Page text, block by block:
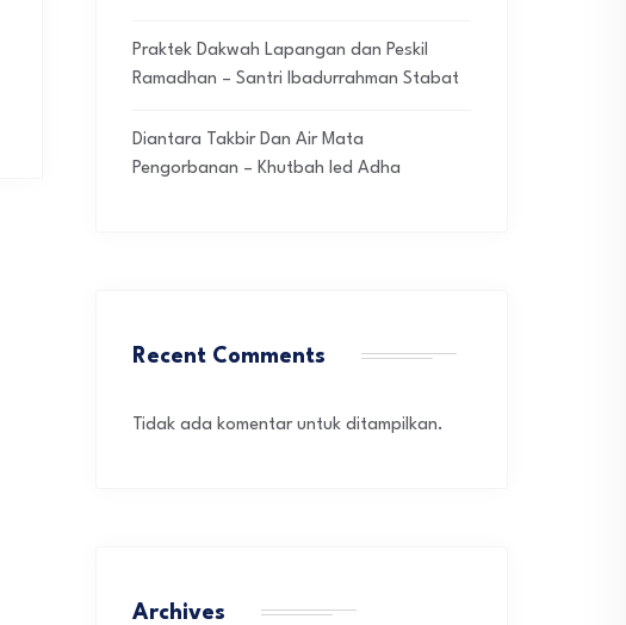
Praktek Dakwah Lapangan dan Peskil
Ramadhan – Santri Ibadurrahman Stabat
Diantara Takbir Dan Air Mata
Pengorbanan – Khutbah Ied Adha
Recent Comments
Tidak ada komentar untuk ditampilkan.
Archives